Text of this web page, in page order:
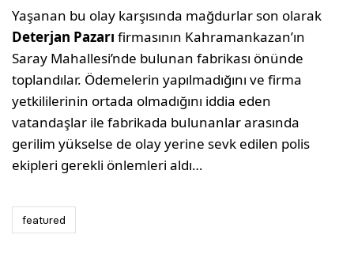
Yaşanan bu olay karşısında mağdurlar son olarak
Deterjan Pazarı firmasının Kahramankazan’ın
Saray Mahallesi’nde bulunan fabrikası önünde
toplandılar. Ödemelerin yapılmadığını ve firma
yetkililerinin ortada olmadığını iddia eden
vatandaşlar ile fabrikada bulunanlar arasında
gerilim yükselse de olay yerine sevk edilen polis
ekipleri gerekli önlemleri aldı…
featured